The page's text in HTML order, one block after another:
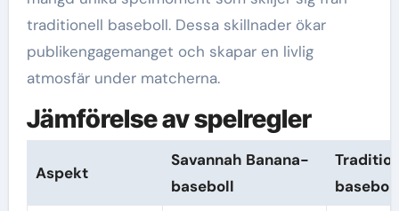
traditionell baseboll. Dessa skillnader ökar
publikengagemanget och skapar en livlig
atmosfär under matcherna.
Jämförelse av spelregler
Aspekt
Savannah Banana-
baseboll
baseboll